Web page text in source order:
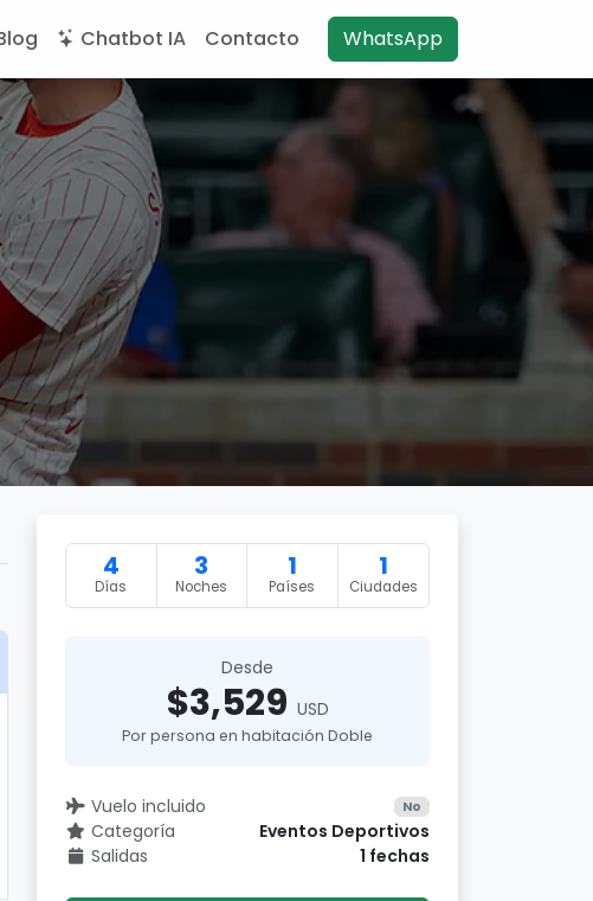
Chatbot IA Contacto WhatsApp
4
Días
3
Noches
1
Países
1
Ciudades
Desde
$3,529 USD
Por persona en habitación Doble
Vuelo incluido No
Categoría
Eventos Deportivos
Salidas
1 fechas